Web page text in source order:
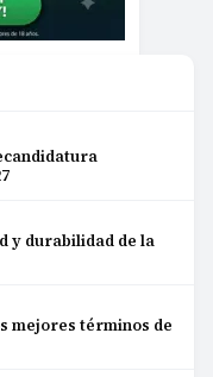
y durabilidad de la
mejores términos de